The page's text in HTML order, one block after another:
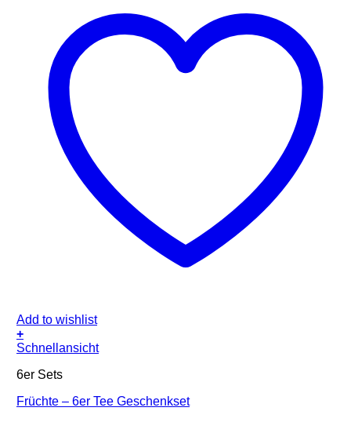
Add to wishlist
+
Schnellansicht
6er Sets
Früchte – 6er Tee Geschenkset